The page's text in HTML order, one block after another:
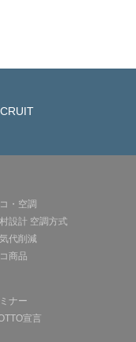
・空調
設計 空調方式
代削減
商品
ナー
宣言